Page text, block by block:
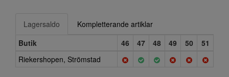
Lagersaldo
Kompletterande artiklar
Butik
46 47 48 49 50
51
Riekershopen, Strömstad